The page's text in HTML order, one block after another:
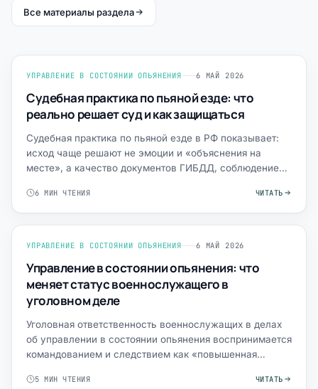
Все материалы раздела
УПРАВЛЕНИЕ В СОСТОЯНИИ ОПЬЯНЕНИЯ 6 МАЙ 2026
Судебная практика по пьяной езде: что
реально решает суд и как защищаться
Судебная практика по пьяной езде в РФ показывает:
исход чаще решают не эмоции и «объяснения на
месте», а качество документов ГИБДД, соблюдение
6 МИН ЧТЕНИЯ ЧИТАТЬ
УПРАВЛЕНИЕ В СОСТОЯНИИ ОПЬЯНЕНИЯ 6 МАЙ 2026
Управление в состоянии опьянения: что
меняет статус военнослужащего в
уголовном деле
Уголовная ответственность военнослужащих в делах
об управлении в состоянии опьянения воспринимается
командованием и следствием как «повышенная
5 МИН ЧТЕНИЯ ЧИТАТЬ